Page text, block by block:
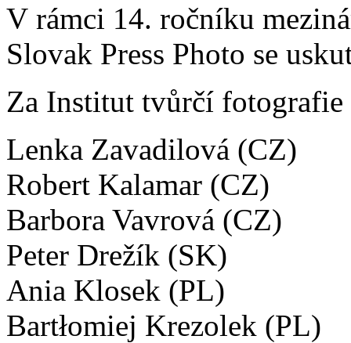
V rámci 14. ročníku
Slovak Press Photo se
Za Institut tvůrčí
Lenka Zavadilová (CZ)
Robert Kalamar (CZ)
Barbora Vavrová (CZ)
Peter Drežík (SK)
Ania Klosek (PL)
Bartłomiej Krezolek (PL)